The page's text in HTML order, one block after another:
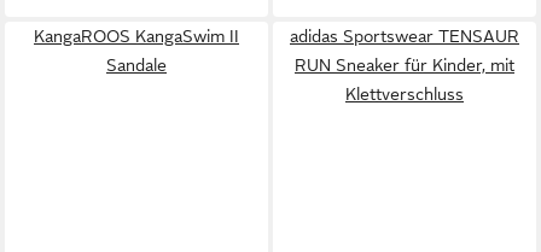
KangaROOS KangaSwim II
Sandale
adidas Sportswear TENSAUR
RUN Sneaker für Kinder, mit
Klettverschluss